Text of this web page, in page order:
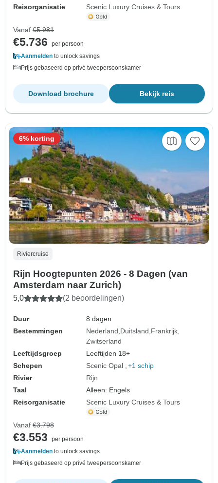
Reisorganisatie
Scenic Luxury Cruises & Tours
Vanaf €5.981
€5.736
per persoon
Aanmelden to unlock savings
Prijs gebaseerd op privé tweepersoonskamer
Bekijk reis
Download brochure
Riviercruise
Rijn Hoogtepunten 2026 - 8 Dagen (van
Amsterdam naar Zurich)
5,0 (2 beoordelingen)
Duur
8 dagen
Bestemmingen
Nederland Duitsland Frankrijk
Zwitserland
Leeftijdsgroep
Leeftijden 18+
Schepen
Scenic Opal
+1 schip
Rivier
Rijn
Taal
Alleen: Engels
Reisorganisatie
Scenic Luxury Cruises & Tours
6% korting
Vanaf €3.798
€3.553
per persoon
Aanmelden to unlock savings
Prijs gebaseerd op privé tweepersoonskamer